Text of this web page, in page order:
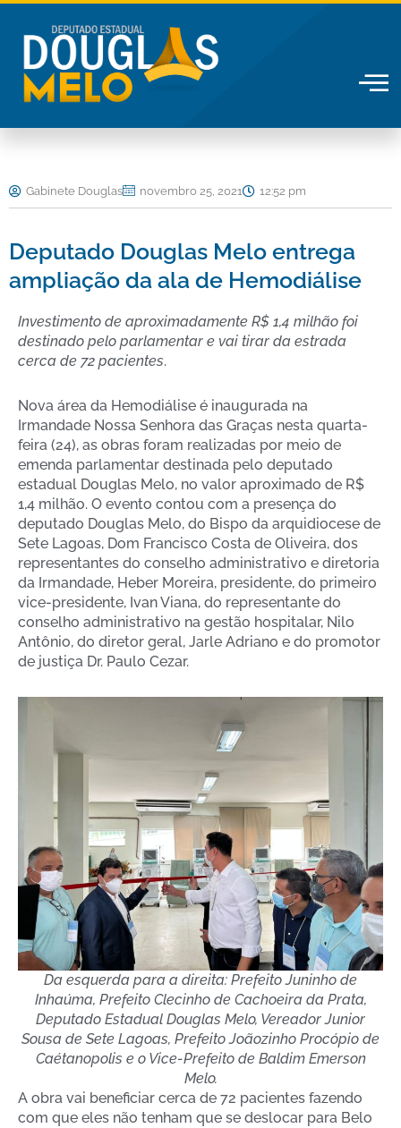
conteúdo
Gabinete Douglas novembro 25, 2021 12:52 pm
Deputado Douglas Melo entrega
ampliação da ala de Hemodiálise
Investimento de aproximadamente R$ 1,4 milhão foi
destinado pelo parlamentar e vai tirar da estrada
cerca de 72 pacientes.
Nova área da Hemodiálise é inaugurada na
Irmandade Nossa Senhora das Graças nesta quarta-
feira (24), as obras foram realizadas por meio de
emenda parlamentar destinada pelo deputado
estadual Douglas Melo, no valor aproximado de R$
1,4 milhão. O evento contou com a presença do
deputado Douglas Melo, do Bispo da arquidiocese de
Sete Lagoas, Dom Francisco Costa de Oliveira, dos
representantes do conselho administrativo e diretoria
da Irmandade, Heber Moreira, presidente, do primeiro
vice-presidente, Ivan Viana, do representante do
conselho administrativo na gestão hospitalar, Nilo
Antônio, do diretor geral, Jarle Adriano e do promotor
de justiça Dr. Paulo Cezar.
Da esquerda para a direita: Prefeito Juninho de
Inhaúma, Prefeito Clecinho de Cachoeira da Prata,
Deputado Estadual Douglas Melo, Vereador Junior
Sousa de Sete Lagoas, Prefeito Joãozinho Procópio de
Caétanopolis e o Vice-Prefeito de Baldim Emerson
Melo.
A obra vai beneficiar cerca de 72 pacientes fazendo
com que eles não tenham que se deslocar para Belo